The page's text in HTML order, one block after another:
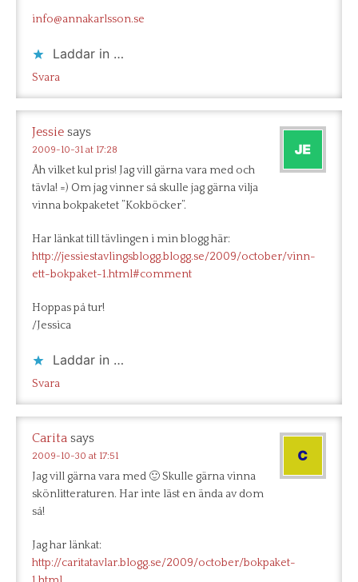
info@annakarlsson.se
Laddar in …
Svara
Jessie says
2009-10-31 at 17:28
Åh vilket kul pris! Jag vill gärna vara med och
tävla! =) Om jag vinner så skulle jag gärna vilja
vinna bokpaketet ”Kokböcker”.
Har länkat till tävlingen i min blogg här:
http://jessiestavlingsblogg.blogg.se/2009/october/vinn-
ett-bokpaket-1.html#comment
Hoppas på tur!
/Jessica
Laddar in …
Svara
Carita says
2009-10-30 at 17:51
Jag vill gärna vara med 🙂 Skulle gärna vinna
skönlitteraturen. Har inte läst en ända av dom
så!
Jag har länkat:
http://caritatavlar.blogg.se/2009/october/bokpaket-